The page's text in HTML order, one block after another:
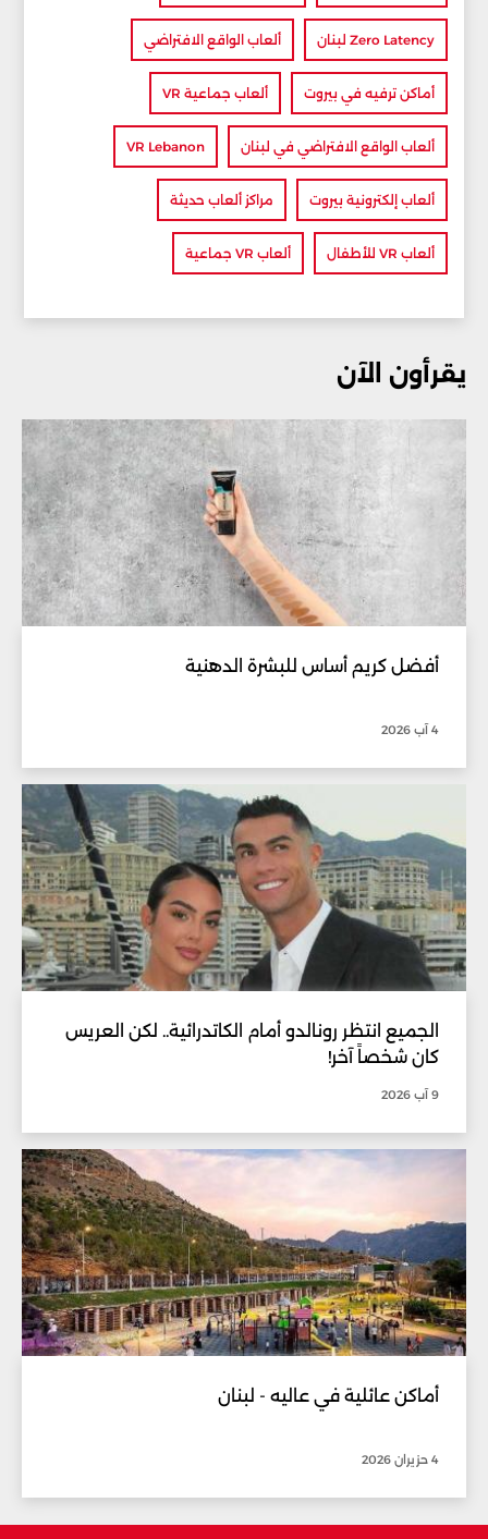
Zero Latency لبنان ألعاب الواقع الافتراضي
أماكن ترفيه في بيروت ألعاب جماعية VR
ألعاب الواقع الافتراضي في لبنان VR Lebanon
ألعاب إلكترونية بيروت مراكز ألعاب حديثة
ألعاب VR للأطفال ألعاب VR جماعية
يقرأون الآن
أفضل كريم أساس للبشرة الدهنية
4 آب 2026
الجميع انتظر رونالدو أمام الكاتدرائية.. لكن العريس
كان شخصاً آخر!
9 آب 2026
أماكن عائلية في عاليه - لبنان
4 حزيران 2026